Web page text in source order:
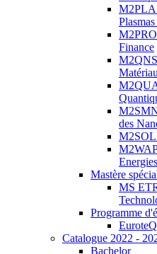
Finance
des
Energies
Mastère
MS
Programme
Catalogue 2022 -
Bachelor